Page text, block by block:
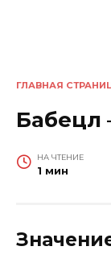
ГЛАВНАЯ
Бабецл
НА ЧТЕНИЕ
1 мин